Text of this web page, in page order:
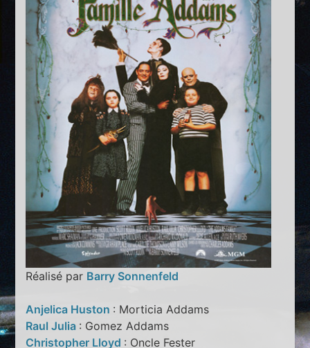
Réalisé par Barry Sonnenfeld
Anjelica Huston : Morticia Addams
Raul Julia : Gomez Addams
Christopher Lloyd : Oncle Fester